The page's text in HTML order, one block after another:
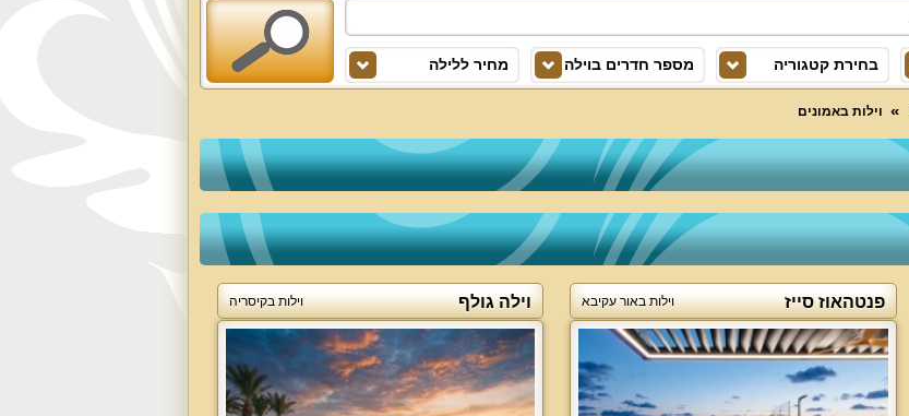
בחירת קטגוריה מספר חדרים בוילה מחיר ללילה
וילות באמונים
פנטהאוז סייז וילות באור עקיבא וילה גולף וילות בקיסריה